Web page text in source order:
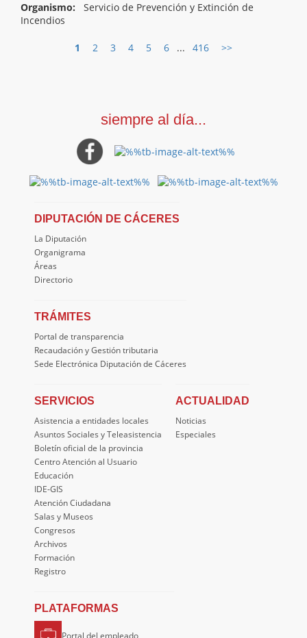
Organismo:
Servicio de Prevención y Extinción de
Incendios
1 2 3 4 5 6 ... 416 >>
siempre al día...
DIPUTACIÓN DE CÁCERES
La Diputación
Organigrama
Áreas
Directorio
TRÁMITES
Portal de transparencia
Recaudación y Gestión tributaria
Sede Electrónica Diputación de Cáceres
SERVICIOS
Asistencia a entidades locales
Asuntos Sociales y Teleasistencia
Boletín oficial de la provincia
Centro Atención al Usuario
Educación
IDE-GIS
Atención Ciudadana
Salas y Museos
Congresos
Archivos
Formación
Registro
ACTUALIDAD
Noticias
Especiales
PLATAFORMAS